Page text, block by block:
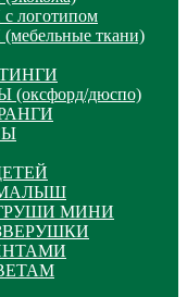
логотипом
ткани)
(оксфорд/дюспо)
МАЛЫШ
ГРУШИ МИНИ
ЗВЕРУШКИ